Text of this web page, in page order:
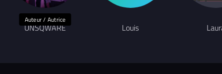
Auteur / Autrice
UNSQWARE Louis